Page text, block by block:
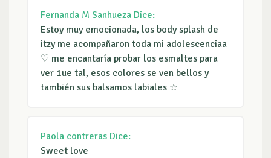
Fernanda M Sanhueza Dice:
Estoy muy emocionada, los body splash de
itzy me acompañaron toda mi adolescenciaa
♡ me encantaría probar los esmaltes para
ver 1ue tal, esos colores se ven bellos y
también sus balsamos labiales ☆
Paola contreras Dice:
Sweet love